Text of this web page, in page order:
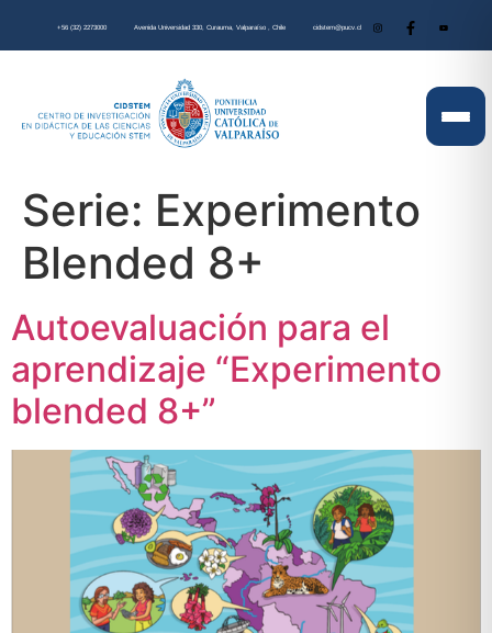
+56 (32) 2273000 Avenida Universidad 330, Curauma, Valparaíso , Chile cidstem@pucv.cl
Serie: Experimento
Blended 8+
Autoevaluación para el
aprendizaje “Experimento
blended 8+”